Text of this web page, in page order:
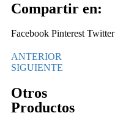
Compartir en:
Facebook Pinterest Twitter
ANTERIOR
SIGUIENTE
Otros
Productos